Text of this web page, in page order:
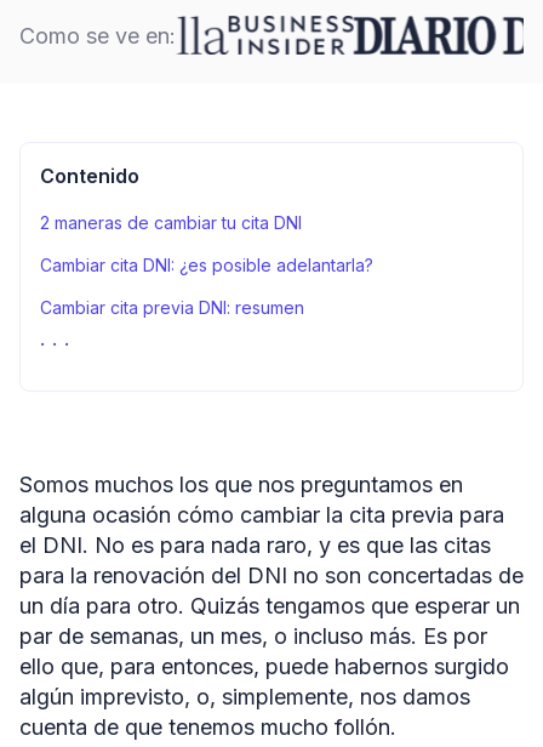
Como se ve en:
Contenido
2 maneras de cambiar tu cita DNI
Cambiar cita DNI: ¿es posible adelantarla?
Cambiar cita previa DNI: resumen
Fuentes
Somos muchos los que nos preguntamos en
alguna ocasión cómo cambiar la cita previa para
el DNI. No es para nada raro, y es que las citas
para la renovación del DNI no son concertadas de
un día para otro. Quizás tengamos que esperar un
par de semanas, un mes, o incluso más. Es por
ello que, para entonces, puede habernos surgido
algún imprevisto, o, simplemente, nos damos
cuenta de que tenemos mucho follón.